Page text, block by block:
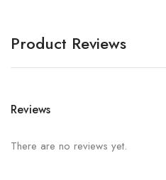
Product Reviews
Reviews
There are no reviews yet.